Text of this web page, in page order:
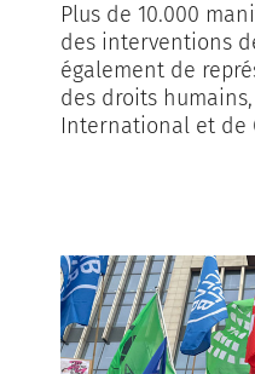
Plus de 10.000
des interventions
également de
des droits humains,
International et de